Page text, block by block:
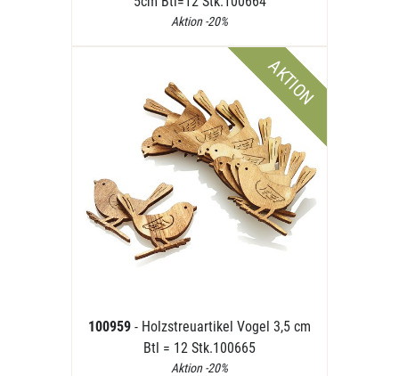
Aktion -20%
AKTION
100959 - Holzstreuartikel Vogel 3,5 cm
Btl = 12 Stk.100665
Aktion -20%